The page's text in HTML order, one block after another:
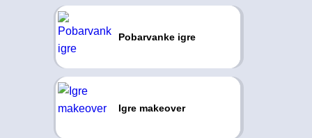
Pobarvanke igre
Igre makeover